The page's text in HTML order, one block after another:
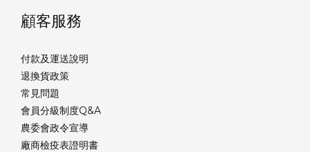
顧客服務
付款及運送說明
退換貨政策
常見問題
會員分級制度Q&A
農委會政令宣導
廠商檢疫表證明書